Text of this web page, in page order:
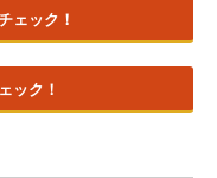
ェック！
ック！